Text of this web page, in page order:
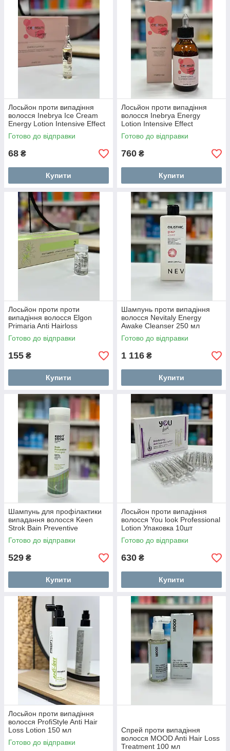
Лосьйон проти випадіння
волосся Inebrya Ice Cream
Energy Lotion Intensive Effect
1шт 10 мл
Готово до відправки
68 ₴
Купити
Лосьйон проти випадіння
волосся Inebrya Energy
Lotion Intensive Effect
Mlenergizing and Stren125мл
Готово до відправки
760 ₴
Купити
Лосьйон проти проти
випадіння волосся Elgon
Primaria Anti Hairloss
Treatment 1амп 8мл
Готово до відправки
155 ₴
Купити
Шампунь проти випадіння
волосся Nevitaly Energy
Awake Cleanser 250 мл
Готово до відправки
1 116 ₴
Купити
Шампунь для профілактики
випадання волосся Keen
Strok Bain Preventive
Shampoo 250мл
Готово до відправки
529 ₴
Купити
Лосьйон проти випадіння
волосся You look Professional
Lotion Упаковка 10шт
Готово до відправки
630 ₴
Купити
Лосьйон проти випадіння
волосся ProfiStyle Anti Hair
Loss Lotion 150 мл
Готово до відправки
Спрей проти випадіння
волосся MOOD Anti Hair Loss
Treatment 100 мл